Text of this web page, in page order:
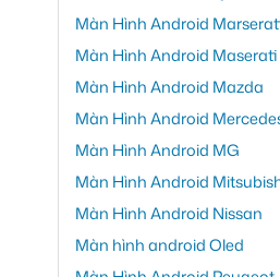
Màn Hình Android
Màn Hình Android Maserati
Màn Hình Android Mazda
Màn Hình Android
Màn Hình Android MG
Màn Hình Android
Màn Hình Android Nissan
Màn hình android Oled